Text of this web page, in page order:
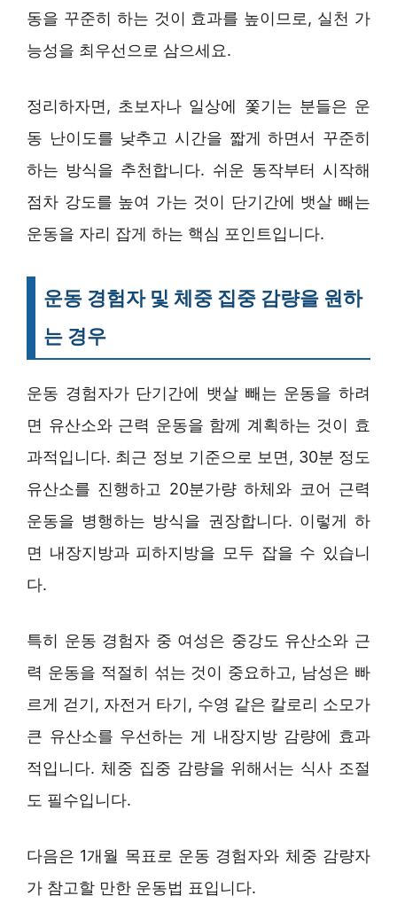
동을 꾸준히 하는 것이 효과를 높이므로, 실천 가
능성을 최우선으로 삼으세요.
정리하자면, 초보자나 일상에 쫓기는 분들은 운
동 난이도를 낮추고 시간을 짧게 하면서 꾸준히
하는 방식을 추천합니다. 쉬운 동작부터 시작해
점차 강도를 높여 가는 것이 단기간에 뱃살 빼는
운동을 자리 잡게 하는 핵심 포인트입니다.
운동 경험자 및 체중 집중 감량을 원하
는 경우
운동 경험자가 단기간에 뱃살 빼는 운동을 하려
면 유산소와 근력 운동을 함께 계획하는 것이 효
과적입니다. 최근 정보 기준으로 보면, 30분 정도
유산소를 진행하고 20분가량 하체와 코어 근력
운동을 병행하는 방식을 권장합니다. 이렇게 하
면 내장지방과 피하지방을 모두 잡을 수 있습니
다.
특히 운동 경험자 중 여성은 중강도 유산소와 근
력 운동을 적절히 섞는 것이 중요하고, 남성은 빠
르게 걷기, 자전거 타기, 수영 같은 칼로리 소모가
큰 유산소를 우선하는 게 내장지방 감량에 효과
적입니다. 체중 집중 감량을 위해서는 식사 조절
도 필수입니다.
다음은 1개월 목표로 운동 경험자와 체중 감량자
가 참고할 만한 운동법 표입니다.